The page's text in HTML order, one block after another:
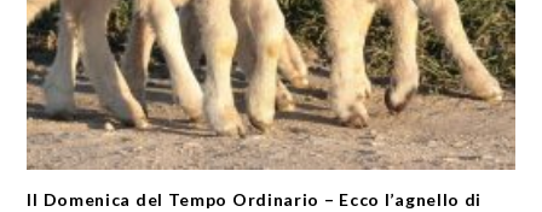
II Domenica del Tempo Ordinario – Ecco l’agnello di